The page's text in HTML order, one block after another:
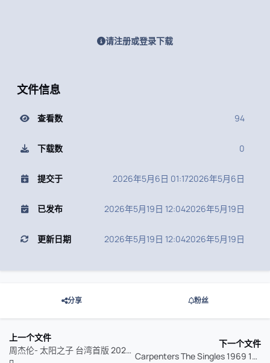
请注册或登录下载
文件信息
查看数 94
下载数 0
提交于 2026年5月6日 01:172026年5月6日
已发布 2026年5月19日 12:042026年5月19日
更新日期 2026年5月19日 12:042026年5月19日
分享 粉丝
上一个文件
周杰伦- 太阳之子 台湾首版 2026 低速原抓 WAV CUE
下一个文件
Carpenters The Singles 1969 1973 SACD